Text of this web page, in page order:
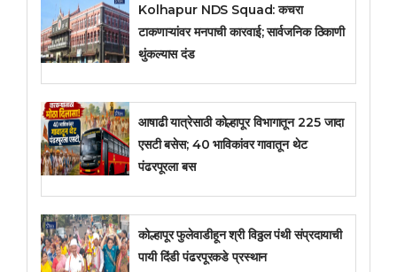
Kolhapur NDS Squad: कचरा
टाकणाऱ्यांवर मनपाची कारवाई; सार्वजनिक ठिकाणी
थुंकल्यास दंड
आषाढी यात्रेसाठी कोल्हापूर विभागातून 225 जादा
एसटी बसेस; 40 भाविकांवर गावातून थेट
पंढरपूरला बस
कोल्हापूर फुलेवाडीहून श्री विठ्ठल पंथी संप्रदायाची
पायी दिंडी पंढरपूरकडे प्रस्थान